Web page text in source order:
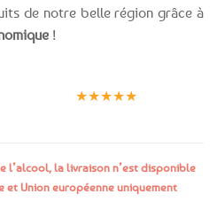
de notre belle région grâce à
!
★★★★★
l’alcool, la livraison n’est disponible
et Union européenne uniquement